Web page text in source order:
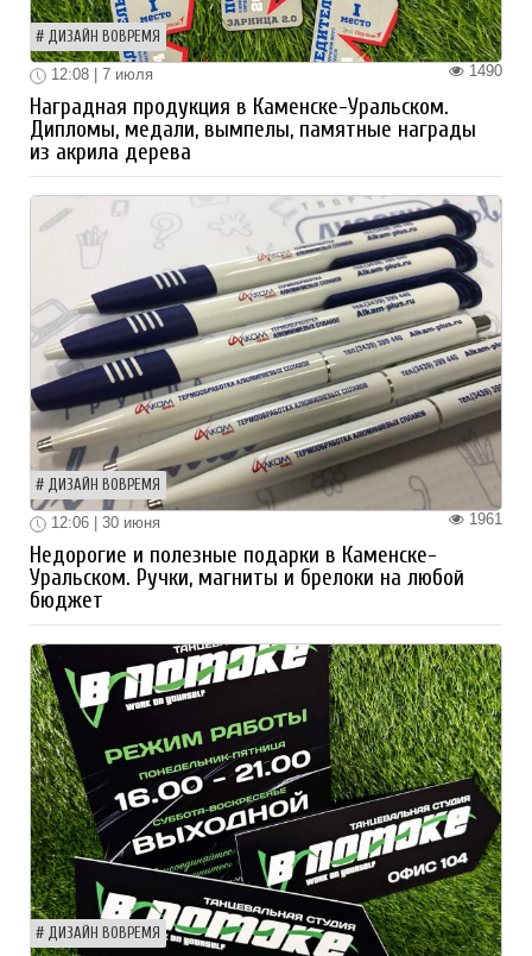
ДИЗАЙН ВОВРЕМЯ
1490
12:08 | 7 июля
Наградная продукция в Каменске-Уральском.
Дипломы, медали, вымпелы, памятные награды
из акрила дерева
ДИЗАЙН ВОВРЕМЯ
1961
12:06 | 30 июня
Недорогие и полезные подарки в Каменске-
Уральском. Ручки, магниты и брелоки на любой
бюджет
ДИЗАЙН ВОВРЕМЯ